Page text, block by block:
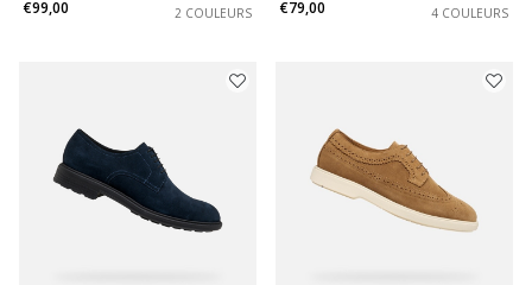
€99,00
2 COULEURS
€79,00
4 COULEURS